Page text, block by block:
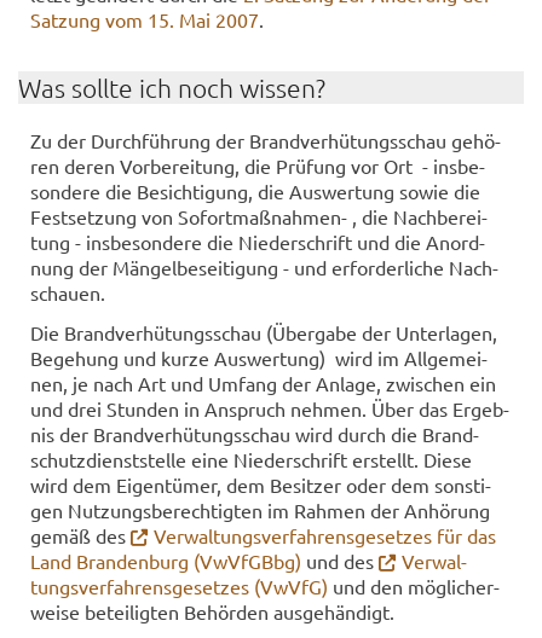
Sat­zung vom 15. Mai 2007.
Was soll­te ich noch wis­sen?
Zu der Durch­füh­rung der Brand­ver­hü­tungs­schau ge­hö­
ren deren Vor­be­rei­tung, die Prü­fung vor Ort - ins­be­
son­de­re die Be­sich­ti­gung, die Aus­wer­tung sowie die
Fest­set­zung von Sofortmaßnahmen-​ , die Nach­be­rei­
tung - ins­be­son­de­re die Nie­der­schrift und die An­ord­
nung der Män­gel­be­sei­ti­gung - und er­for­der­li­che Nach­
schau­en.
Die Brand­ver­hü­tungs­schau (Über­ga­be der Un­ter­la­gen,
Be­ge­hung und kurze Aus­wer­tung) wird im All­ge­mei­
nen, je nach Art und Um­fang der An­la­ge, zwi­schen ein
und drei Stun­den in An­spruch neh­men. Über das Er­geb­
nis der Brand­ver­hü­tungs­schau wird durch die Brand­
schutz­dienst­stel­le eine Nie­der­schrift er­stellt. Diese
wird dem Ei­gen­tü­mer, dem Be­sit­zer oder dem sons­ti­
gen Nut­zungs­be­rech­tig­ten im Rah­men der An­hö­rung
gemäß des
Ver­wal­tungs­ver­fah­rens­ge­set­zes für das
Land Bran­den­burg (VwVfGBbg) und des
Ver­wal­
tungs­ver­fah­rens­ge­set­zes (VwVfG) und den mög­li­cher­
wei­se be­tei­lig­ten Be­hör­den aus­ge­hän­digt.